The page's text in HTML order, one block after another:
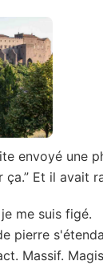
envoyé une
ça.” Et il avait
me suis figé.
pierre
Massif.